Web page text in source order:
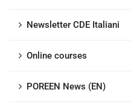
Newsletter CDE Italiani
Online courses
POREEN News (EN)